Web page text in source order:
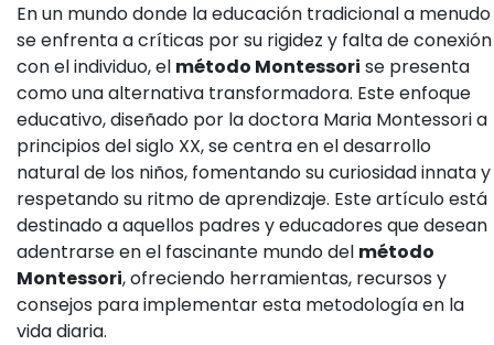
En un mundo donde la educación tradicional a menudo
se enfrenta a críticas por su rigidez y falta de conexión
con el individuo, el método Montessori se presenta
como una alternativa transformadora. Este enfoque
educativo, diseñado por la doctora Maria Montessori a
principios del siglo XX, se centra en el desarrollo
natural de los niños, fomentando su curiosidad innata y
respetando su ritmo de aprendizaje. Este artículo está
destinado a aquellos padres y educadores que desean
adentrarse en el fascinante mundo del método
Montessori, ofreciendo herramientas, recursos y
consejos para implementar esta metodología en la
vida diaria.